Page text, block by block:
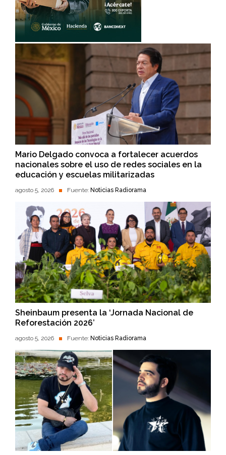
Mario Delgado convoca a fortalecer acuerdos
nacionales sobre el uso de redes sociales en la
educación y escuelas militarizadas
agosto 5, 2026 Fuente: Noticias Radiorama
Sheinbaum presenta la ‘Jornada Nacional de
Reforestación 2026’
agosto 5, 2026 Fuente: Noticias Radiorama